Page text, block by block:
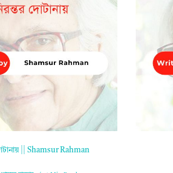
|| Shamsur Rahman